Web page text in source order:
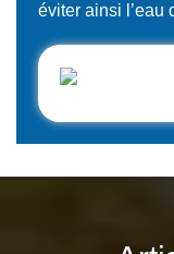
éviter ainsi l’eau